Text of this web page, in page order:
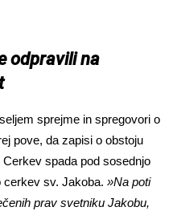
odpravili na
sprejme in spregovori o
pove, da zapisi o obstoju
spada pod sosednjo
cerkev sv. Jakoba. »Na poti
prav svetniku Jakobu,